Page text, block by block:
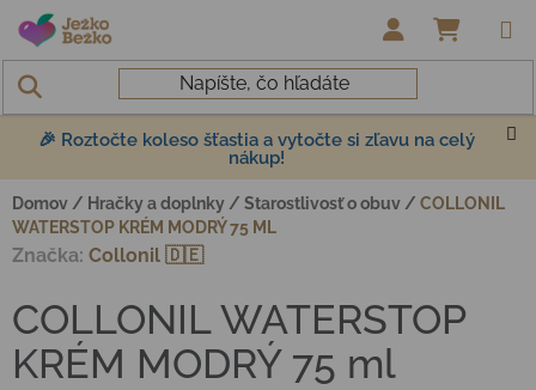
Prejsť na obsah
🎉 Roztočte koleso šťastia a vytočte si zľavu na celý
nákup!
Domov / Hračky a doplnky / Starostlivosť o obuv / COLLONIL
WATERSTOP KRÉM MODRÝ 75 ML
COLLONIL WATERSTOP
KRÉM MODRÝ 75 ml
Značka: Collonil 🇩🇪